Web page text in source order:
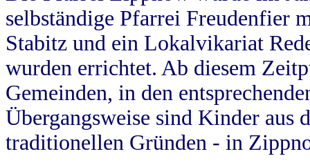
selbständige Pfarrei Freudenfier
Stabitz und ein Lokalvikariat
wurden errichtet. Ab diesem
Gemeinden, in den
Übergangsweise sind Kinder aus
traditionellen Gründen - in